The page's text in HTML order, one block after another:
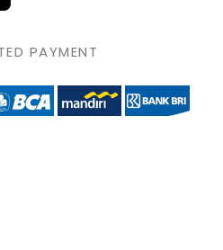
PAYMENT